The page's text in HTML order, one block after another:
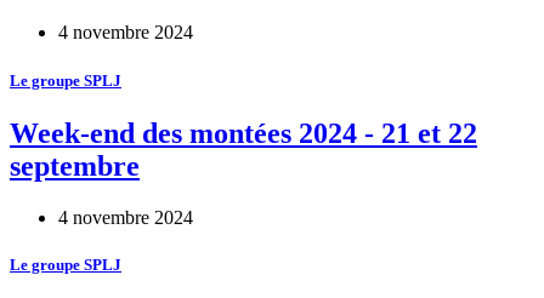
4 novembre 2024
Le groupe SPLJ
Week-end des montées 2024 - 21 et 22
septembre
4 novembre 2024
Le groupe SPLJ